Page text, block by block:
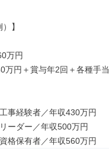
】
万円
万円＋賞与年2回＋各種手当
事経験者／年収430万円
ーダー／年収500万円
格保有者／年収560万円